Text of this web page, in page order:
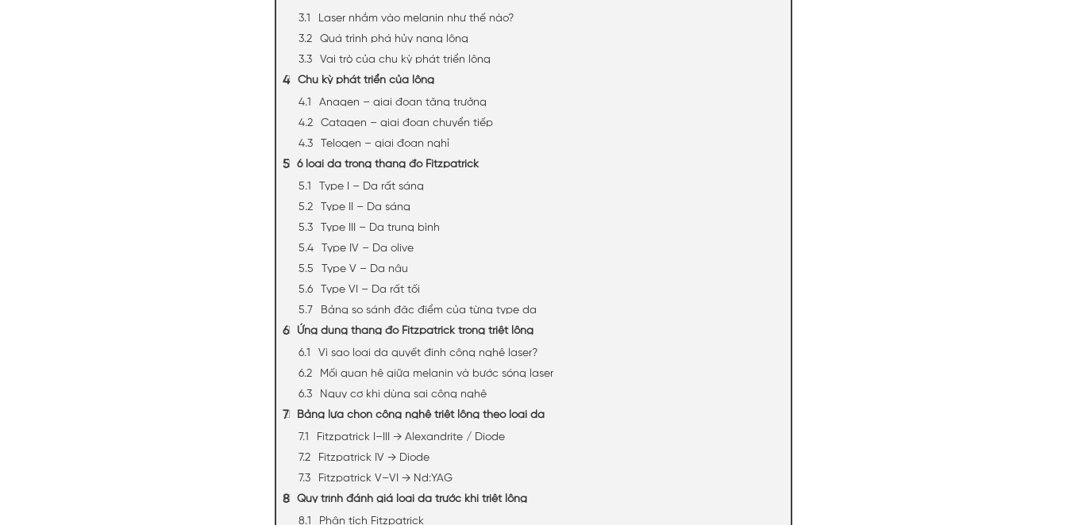
Laser nhắm vào melanin như thế nào?
Quá trình phá hủy nang lông
Vai trò của chu kỳ phát triển lông
Chu kỳ phát triển của lông
Anagen – giai đoạn tăng trưởng
Catagen – giai đoạn chuyển tiếp
Telogen – giai đoạn nghỉ
6 loại da trong thang đo Fitzpatrick
Type I – Da rất sáng
Type II – Da sáng
Type III – Da trung bình
Type IV – Da olive
Type V – Da nâu
Type VI – Da rất tối
Bảng so sánh đặc điểm của từng type da
Ứng dụng thang đo Fitzpatrick trong triệt lông
Vì sao loại da quyết định công nghệ laser?
Mối quan hệ giữa melanin và bước sóng laser
Nguy cơ khi dùng sai công nghệ
Bảng lựa chọn công nghệ triệt lông theo loại da
Fitzpatrick I–III → Alexandrite / Diode
Fitzpatrick IV → Diode
Fitzpatrick V–VI → Nd:YAG
Quy trình đánh giá loại da trước khi triệt lông
Phân tích Fitzpatrick